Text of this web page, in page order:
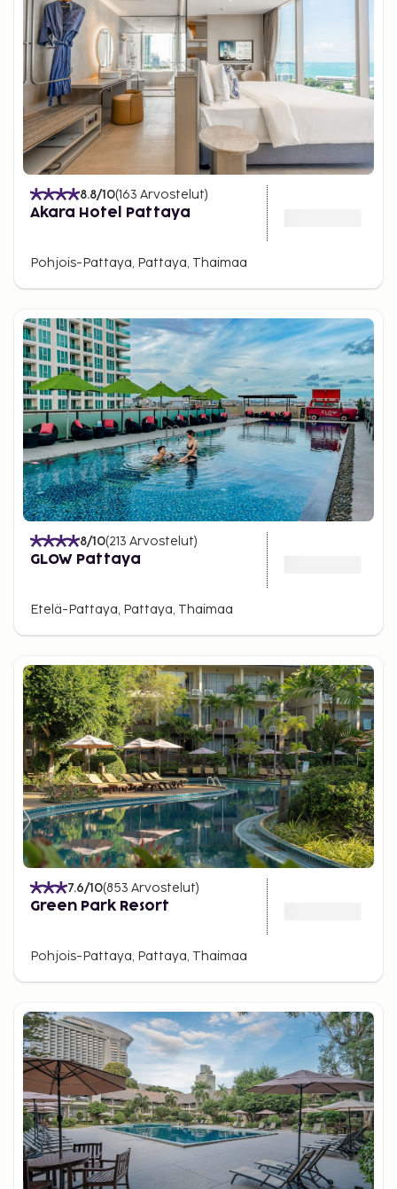
8.8/10(163 Arvostelut)
Akara Hotel Pattaya
Pohjois-Pattaya, Pattaya, Thaimaa
8/10(213 Arvostelut)
GLOW Pattaya
Etelä-Pattaya, Pattaya, Thaimaa
7.6/10(853 Arvostelut)
Green Park Resort
Pohjois-Pattaya, Pattaya, Thaimaa